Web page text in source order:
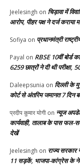
Jeelesingh on चिड़ावा में
आरोप, पीहर पक्ष ने दर्ज कराया
Sofiya on प्रधानमंत्री
Payal on RBSE 10वीं बोर्ड
6259 छात्रों ने दी थी परीक्षा,
Daleepsunia on दिल्ली के
कोर्ट से अंतरिम जमानत 7 दिन
प्रदीप कुमार योगी on न्यूज
कार्यवाही, तालाब के पास फल-
देखें
Jeelesingh on राज्य सरकार
11 सड़कें, भाजपा-कांग्रेस के